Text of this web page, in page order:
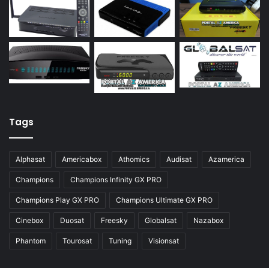
Azamerica S922 Mini
Azamerica S928
Azamerica Silver
Azamerica Silver GX PRO
Azamerica Silver IPTV
Azbox Like
Azfox
Azgold
Azplus
Azsat
Tags
Alphasat Americabox Athomics Audisat Azamerica
Champions Champions Infinity GX PRO
Champions Play GX PRO Champions Ultimate GX PRO
Cinebox Duosat Freesky Globalsat Nazabox
Phantom Tourosat Tuning Visionsat